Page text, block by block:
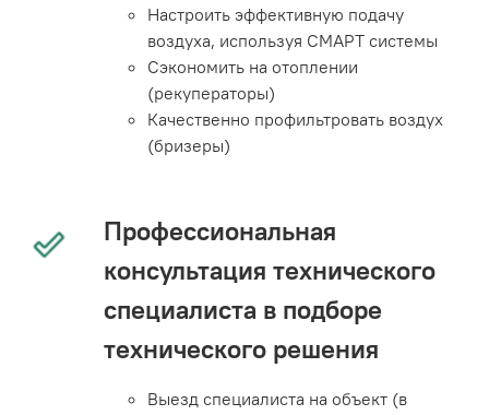
Настроить эффективную подачу
воздуха, используя СМАРТ системы
Сэкономить на отоплении
(рекуператоры)
Качественно профильтровать воздух
(бризеры)
Профессиональная
консультация технического
специалиста в подборе
технического решения
Выезд специалиста на объект (в